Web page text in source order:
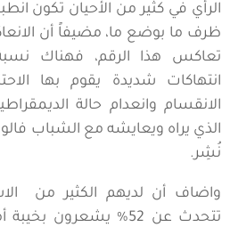
الرأي في كثير من الأحيان تكون
ظرف ما بوضع ما، مضيفاً أن
تعاكس هذا الرقم، فهناك
انتهاكات شديدة يقوم بها
الانقسام وانعدام حالة
الذي يراه ويعايشه مع الشباب
نُشِر.
واضاف أن لديهم الكثير من
تتحدث عن 52% يشعرون